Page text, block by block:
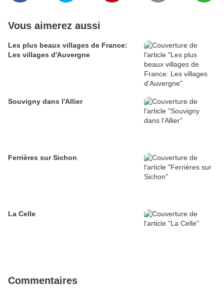
Vous aimerez aussi
Les plus beaux villages de France:
Les villages d'Auvergne
Souvigny dans l'Allier
Ferrières sur Sichon
La Celle
Commentaires